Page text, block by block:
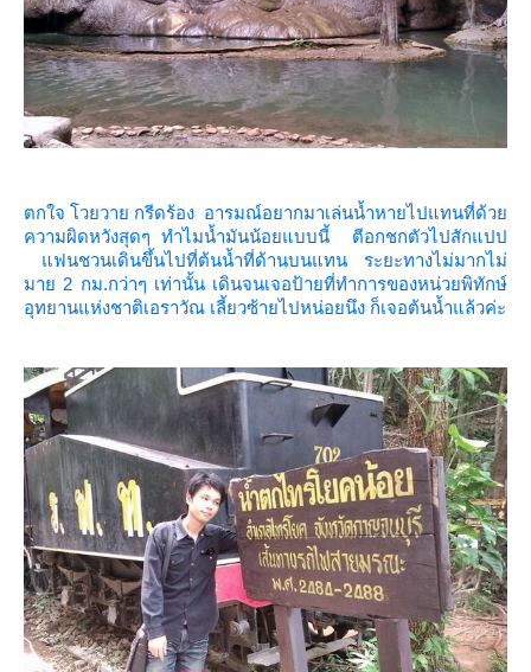
ตกใจ โวยวาย กรีดร้อง อารมณ์อยากมาเล่นน้ำหายไปแทนที่ด้ว
ความผิดหวังสุดๆ ทำไมน้ำมันน้อยแบบนี้ ตีอกชกตัวไปสักแปป
ฟนชวนเดินขึ้นไปที่ต้นน้ำที่ด้านบนแทน ระยะทางไม่มากไม่
มาย 2 กม.กว่าๆ เท่านั้น เดินจนเจอป้ายที่ทำการของหน่วยพิทักษ์
อุทยานแห่งชาติเอราวัณ เลี้ยวซ้ายไปหน่อยนึง ก็เจอต้นน้ำแล้วค่ะ